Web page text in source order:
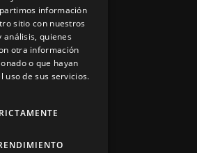
información
sitio con nuestros
análisis, quienes
otra información
o que hayan
uso de sus servicios.